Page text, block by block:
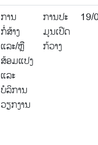
ການ
ກໍ່ສ້າງ
ແລະ/ຫຼື
ສ້ອມແປງ
ແລະ
ບໍລິການ
ວຽກງານ
ການປະ
ມູນເປີດ
ກ້ວາງ
19/